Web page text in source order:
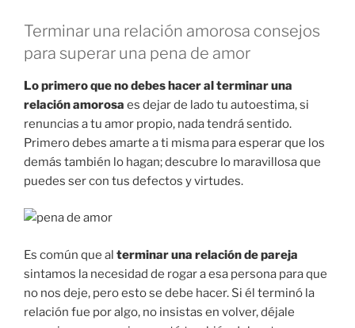
Terminar una relación amorosa consejos
para superar una pena de amor
Lo primero que no debes hacer al terminar una
relación amorosa es dejar de lado tu autoestima, si
renuncias a tu amor propio, nada tendrá sentido.
Primero debes amarte a ti misma para esperar que los
demás también lo hagan; descubre lo maravillosa que
puedes ser con tus defectos y virtudes.
Es común que al terminar una relación de pareja
sintamos la necesidad de rogar a esa persona para que
no nos deje, pero esto se debe hacer. Si él terminó la
relación fue por algo, no insistas en volver, déjale